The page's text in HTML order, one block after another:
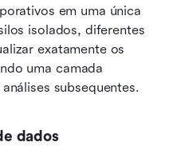
em uma única
isolados, diferentes
exatamente os
uma camada
subsequentes.
dados